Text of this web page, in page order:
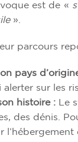
est de «
».
parcours
pays
sur les
histoire : Le
des dénis.